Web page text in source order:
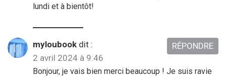
lundi et à bientôt!
myloubook dit :
2 avril 2024 à 9:46
Bonjour, je vais bien merci beaucoup ! Je suis ravie
RÉPONDRE